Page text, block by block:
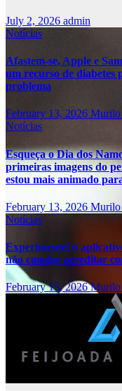
July 2, 2026 admin
Notícias
Afastem-se, Apple e
um recurso de diabetes
problema
February 13, 2026 Murilo
Notícias
Esqueça o Dia dos
primeiras imagens do
estou mais animado
February 13, 2026 Murilo
Notícias
Experimentei o
não consigo acreditar
February 13, 2026Murilo